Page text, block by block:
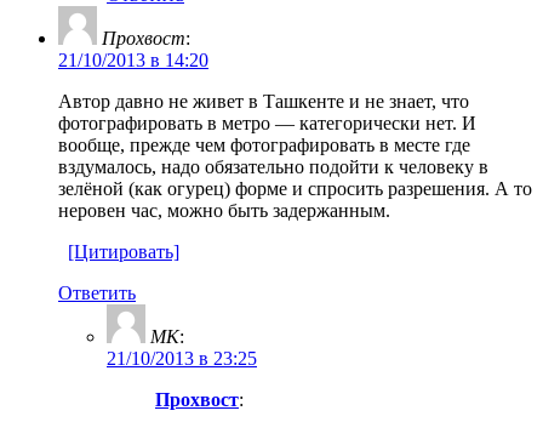
Прохвост:
21/10/2013 в 14:20
Автор давно не живет в Ташкенте и не знает, что
фотографировать в метро — категорически нет. И
вообще, прежде чем фотографировать в месте где
вздумалось, надо обязательно подойти к человеку в
зелёной (как огурец) форме и спросить разрешения. А то
неровен час, можно быть задержанным.
[Цитировать]
Ответить
МК:
21/10/2013 в 23:25
Прохвост: